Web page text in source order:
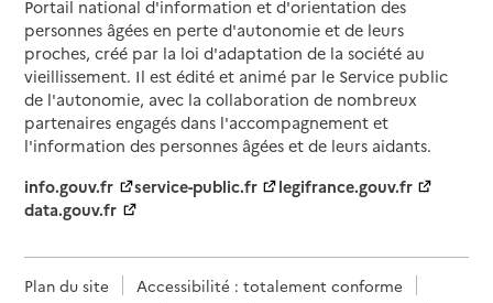
Portail national d'information et d'orientation des
personnes âgées en perte d'autonomie et de leurs
proches, créé par la loi d'adaptation de la société au
vieillissement. Il est édité et animé par le Service public
de l'autonomie, avec la collaboration de nombreux
partenaires engagés dans l'accompagnement et
l'information des personnes âgées et de leurs aidants.
info.gouv.fr
service-public.fr
legifrance.gouv.fr
data.gouv.fr
Plan du site
Accessibilité : totalement conforme